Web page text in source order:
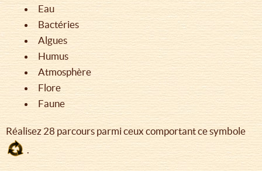
Eau
Bactéries
Algues
Humus
Atmosphère
Flore
Faune
Réalisez 28 parcours parmi ceux comportant ce symbole
.